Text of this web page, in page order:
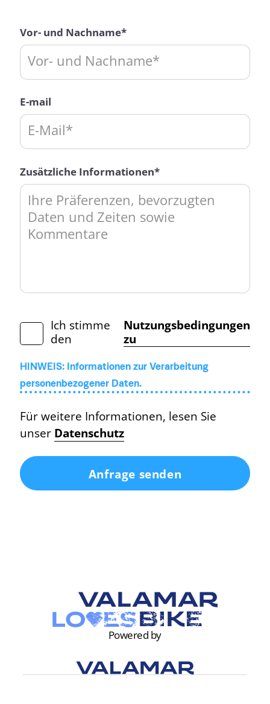
Vor- und Nachname*
E-mail
Zusätzliche Informationen*
Ich stimme
den
Nutzungsbedingungen
zu
HINWEIS: Informationen zur Verarbeitung
personenbezogener Daten.
Für weitere Informationen, lesen Sie
unser Datenschutz
Anfrage senden
Powered by